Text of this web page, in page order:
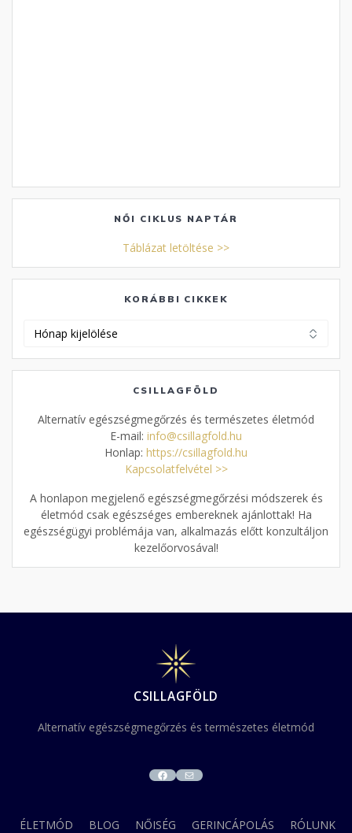
NŐI CIKLUS NAPTÁR
Táblázat letöltése >>
KORÁBBI CIKKEK
CSILLAGFÖLD
Alternatív egészségmegőrzés és természetes életmód
E-mail: info@csillagfold.hu
Honlap: https://csillagfold.hu
Kapcsolatfelvétel >>
A honlapon megjelenő egészségmegőrzési módszerek és
életmód csak egészséges embereknek ajánlottak! Ha
egészségügyi problémája van, alkalmazás előtt konzultáljon
kezelőorvosával!
CSILLAGFÖLD
Alternatív egészségmegőrzés és természetes életmód
FACEBOOK
MAIL
ÉLETMÓD BLOG NŐISÉG GERINCÁPOLÁS RÓLUNK